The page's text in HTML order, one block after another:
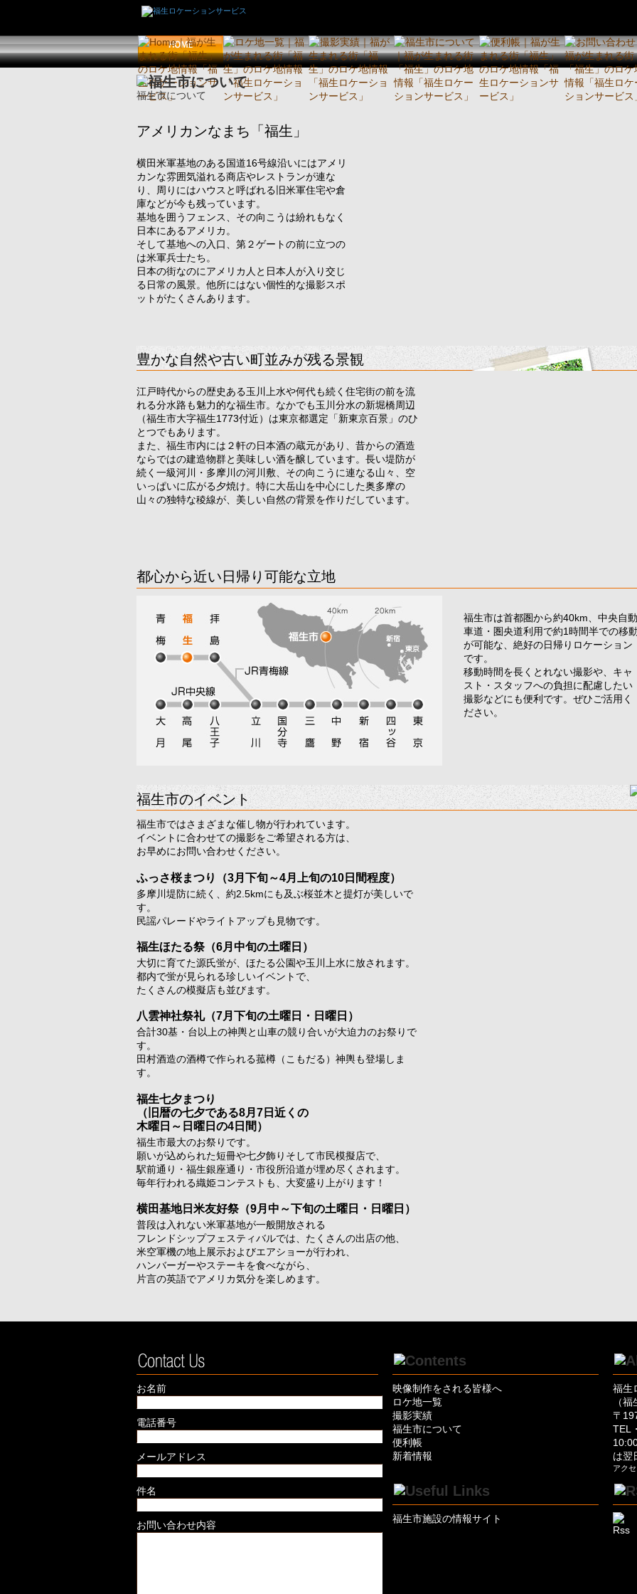
福生市について
アメリカンなまち「福生」
横田米軍基地のある国道16号線沿いにはアメリ
カンな雰囲気溢れる商店やレストランが連な
り、周りにはハウスと呼ばれる旧米軍住宅や倉
庫などが今も残っています。
基地を囲うフェンス、その向こうは紛れもなく
日本にあるアメリカ。
そして基地への入口、第２ゲートの前に立つの
は米軍兵士たち。
日本の街なのにアメリカ人と日本人が入り交じ
る日常の風景。他所にはない個性的な撮影スポ
ットがたくさんあります。
豊かな自然や古い町並みが残る景観
江戸時代からの歴史ある玉川上水や何代も続く住宅街の前を流
れる分水路も魅力的な福生市。なかでも玉川分水の新堀橋周辺
（福生市大字福生1773付近）は東京都選定「新東京百景」のひ
とつでもあります。
また、福生市内には２軒の日本酒の蔵元があり、昔からの酒造
ならではの建造物群と美味しい酒を醸しています。長い堤防が
続く一級河川・多摩川の河川敷、その向こうに連なる山々、空
いっぱいに広がる夕焼け。特に大岳山を中心にした奥多摩の
山々の独特な稜線が、美しい自然の背景を作りだしています。
都心から近い日帰り可能な立地
福生市は首都圏から約40km、中央自動
車道・圏央道利用で約1時間半での移
が可能な、絶好の日帰りロケーション
です。
移動時間を長くとれない撮影や、キャ
スト・スタッフへの負担に配慮したい
撮影などにも便利です。ぜひご活用く
ださい。
福生市のイベント
福生市ではさまざまな催し物が行われています。
イベントに合わせての撮影をご希望される方は、
お早めにお問い合わせください。
ふっさ桜まつり （3月下旬～4月上旬の10日間程度）
多摩川堤防に続く、約2.5kmにも及ぶ桜並木と提灯が美しいで
す。
民謡パレードやライトアップも見物です。
福生ほたる祭（6月中旬の土曜日）
大切に育てた源氏蛍が、ほたる公園や玉川上水に放されます。
都内で蛍が見られる珍しいイベントで、
たくさんの模擬店も並びます。
八雲神社祭礼（7月下旬の土曜日・日曜日）
合計30基・台以上の神輿と山車の競り合いが大迫力のお祭りで
す。
田村酒造の酒樽で作られる菰樽（こもだる）神輿も登場しま
す。
福生七夕まつり
（旧暦の七夕である8月7日近くの
木曜日～日曜日の4日間）
福生市最大のお祭りです。
願いが込められた短冊や七夕飾りそして市民模擬店で、
駅前通り・福生銀座通り・市役所沿道が埋め尽くされます。
毎年行われる織姫コンテストも、大変盛り上がります！
横田基地日米友好祭（9月中～下旬の土曜日・日曜日）
普段は入れない米軍基地が一般開放される
フレンドシップフェスティバルでは、たくさんの出店の他、
米空軍機の地上展示およびエアショーが行われ、
ハンバーガーやステーキを食べながら、
片言の英語でアメリカ気分を楽しめます。
お名前
電話番号
メールアドレス
件名
お問い合わせ内容
映像制作をされる皆様へ
ロケ地一覧
撮影実績
福生市について
便利帳
新着情報
福生市施設の情報サイト
福生
（
〒
TEL
は翌
アク